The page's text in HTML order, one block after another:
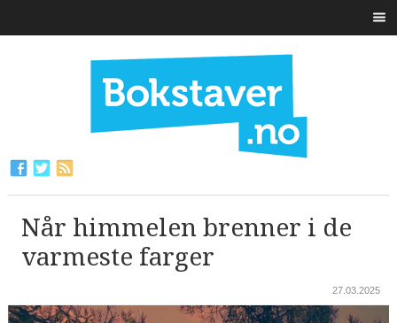
Når himmelen brenner i de
varmeste farger
27.03.2025